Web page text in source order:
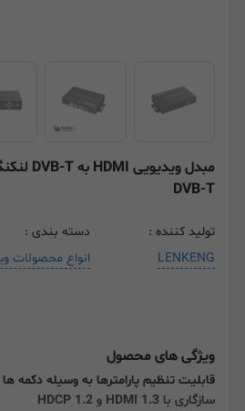
DVB-T
تولید کننده :
LENKENG
دسته بندی :
انواع محصولات
ویژگی های محصول
قابلیت تنظیم پارامترها به وسیله دکمه ها
سازگاری با HDMI 1.3 و HDCP 1.2